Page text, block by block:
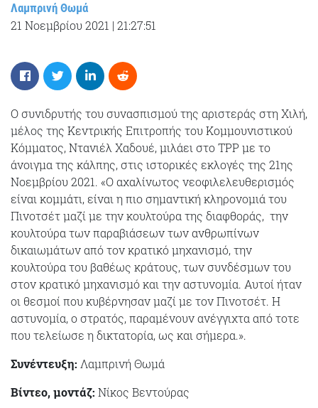
Λαμπρινή Θωμά
21 Νοεμβρίου 2021 | 21:27:51
Ο συνιδρυτής του συνασπισμού της αριστεράς στη Χιλή,
μέλος της Κεντρικής Επιτροπής του Κομμουνιστικού
Κόμματος, Ντανιέλ Χαδουέ, μιλάει στο ΤΡΡ με το
άνοιγμα της κάλπης, στις ιστορικές εκλογές της 21ης
Νοεμβρίου 2021. «Ο αχαλίνωτος νεοφιλελευθερισμός
είναι κομμάτι, είναι η πιο σημαντική κληρονομιά του
Πινοτσέτ μαζί με την κουλτούρα της διαφθοράς, την
κουλτούρα των παραβιάσεων των ανθρωπίνων
δικαιωμάτων από τον κρατικό μηχανισμό, την
κουλτούρα του βαθέως κράτους, των συνδέσμων του
στον κρατικό μηχανισμό και την αστυνομία. Αυτοί ήταν
οι θεσμοί που κυβέρνησαν μαζί με τον Πινοτσέτ. Η
αστυνομία, ο στρατός, παραμένουν ανέγγιχτα από τοτε
που τελείωσε η δικτατορία, ως και σήμερα.».
Συνέντευξη: Λαμπρινή Θωμά
Βίντεο, μοντάζ: Νίκος Βεντούρας